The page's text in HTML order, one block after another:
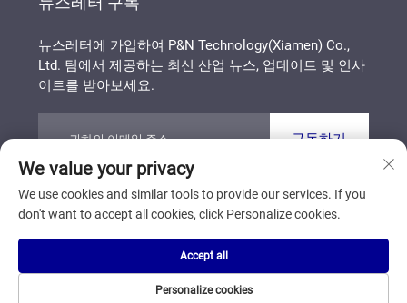
뉴스레터에 가입하여 P&N Technology(Xiamen) Co.,
Ltd. 팀에서 제공하는 최신 산업 뉴스, 업데이트 및 인사
이트를 받아보세요.
구독하기
Copyright © P&N Technology (Xiamen) Co., Ltd. All
We value your privacy
We use cookies and similar tools to provide our services. If you
don't want to accept all cookies, click Personalize cookies.
Personalize cookies
Accept all